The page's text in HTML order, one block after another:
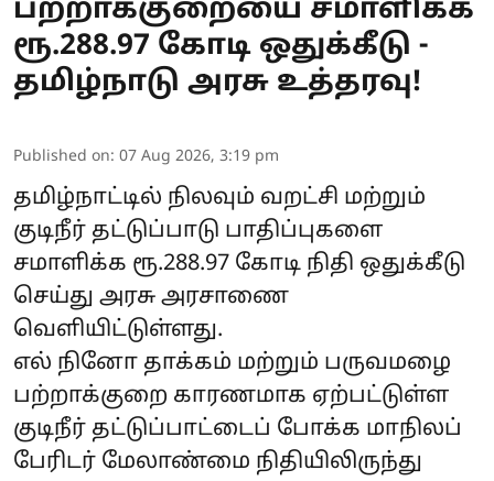
பற்றாக்குறையை சமாளிக்க
ரூ.288.97 கோடி ஒதுக்கீடு -
தமிழ்நாடு அரசு உத்தரவு!
Published on: 07 Aug 2026, 3:19 pm
தமிழ்நாட்டில் நிலவும் வறட்சி மற்றும்
குடிநீர் தட்டுப்பாடு பாதிப்புகளை
சமாளிக்க ரூ.288.97 கோடி நிதி ஒதுக்கீடு
செய்து அரசு அரசாணை
வெளியிட்டுள்ளது.
எல் நினோ தாக்கம் மற்றும் பருவமழை
பற்றாக்குறை காரணமாக ஏற்பட்டுள்ள
குடிநீர் தட்டுப்பாட்டைப் போக்க மாநிலப்
பேரிடர் மேலாண்மை நிதியிலிருந்து